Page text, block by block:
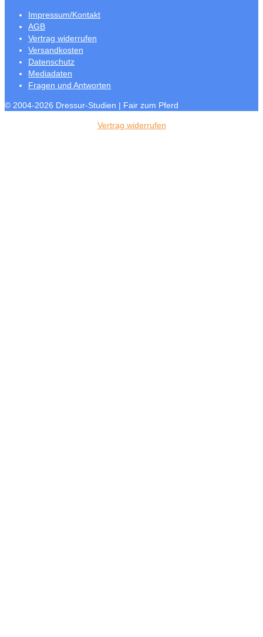
Impressum/Kontakt
AGB
Vertrag widerrufen
Versandkosten
Datenschutz
Mediadaten
Fragen und Antworten
© 2004-2026 Dressur-Studien | Fair zum Pferd
Vertrag widerrufen